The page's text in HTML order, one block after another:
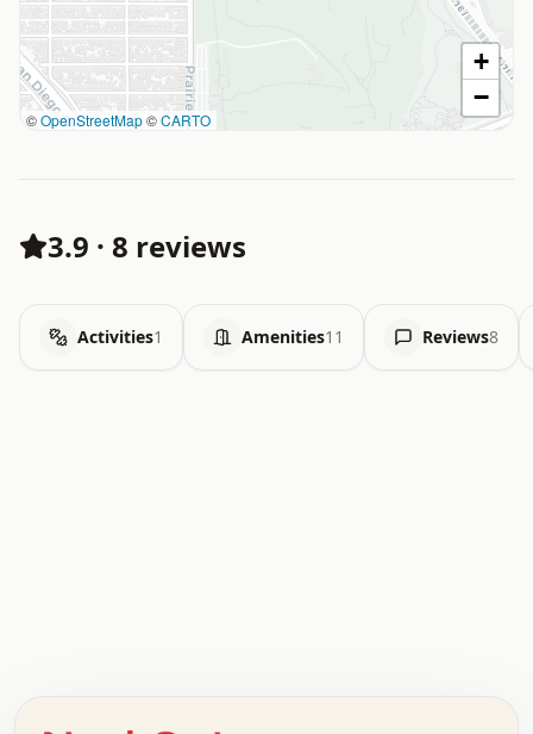
©OpenStreetMap©CARTO
+
−
3.9 · 8 reviews
Activities1 Amenities11 Reviews8